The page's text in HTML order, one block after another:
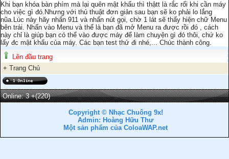
Khi bạn khóa bàn phím mà lại quên mật khẩu thì thậtt là rắc rối khi cần máy
cho việc gì đó.Nhưng với thủ thuật đơn giản sau bạn sẽ ko phải lo lắng
nũa.Lúc này hãy nhấn 911 và nhấn nút gọi, chờ 1 lát sẽ thấy hiện chữ Menu
bên trái. Nhấn vào Menu và thế là bạn đã mở Menu ra được rồi đó , cách
này chỉ là giúp bạn có thể vào được máy để làm chuyện gì đó thôi, chứ ko
lấy đc mật khẩu của máy. Các bạn test thử đi nhé,... Chúc thành công.
Lên đầu trang
+ Trang Chủ
Online: 3+(220)
Copyright © Nhạc Chuông 9x!
Admin: Hoàng Hữu Thư
Một sản phẩm của ColoaWAP.net